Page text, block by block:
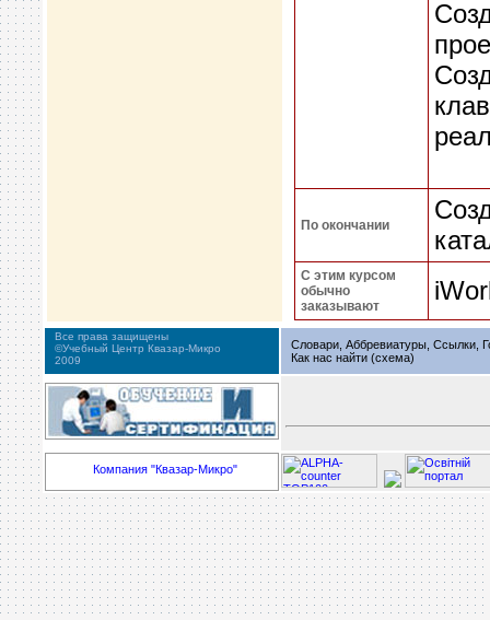
По окончании
С этим курсом
обычно
заказывают
Все права защищены
©Учебный Центр Квазар-Микро
2009
Словари, Аббревиатуры, Ссылки,
Как нас найти (схема)
Компания "Квазар-Микро"